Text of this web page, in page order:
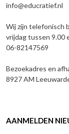
info@educratief.nl
Wij zijn telefonisch
vrijdag tussen 9.00
06-82147569
Bezoekadres en
8927 AM
AANMELDEN